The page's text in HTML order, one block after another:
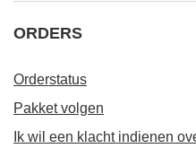
ORDERS
Orderstatus
Pakket volgen
Ik wil een klacht indienen